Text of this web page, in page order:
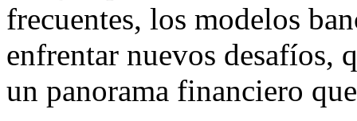
frecuentes, los modelos
enfrentar nuevos desafíos,
un panorama financiero